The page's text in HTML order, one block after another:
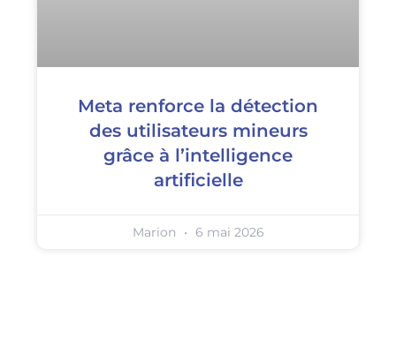
Meta renforce la détection
des utilisateurs mineurs
grâce à l’intelligence
artificielle
Marion 6 mai 2026